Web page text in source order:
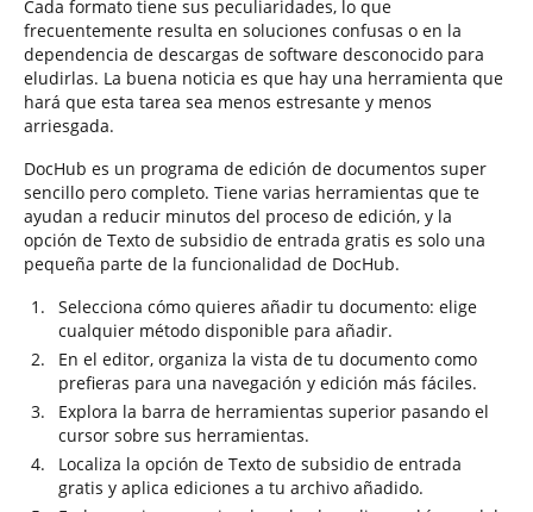
Cada formato tiene sus peculiaridades, lo que
frecuentemente resulta en soluciones confusas o en la
dependencia de descargas de software desconocido para
eludirlas. La buena noticia es que hay una herramienta que
hará que esta tarea sea menos estresante y menos
arriesgada.
DocHub es un programa de edición de documentos super
sencillo pero completo. Tiene varias herramientas que te
ayudan a reducir minutos del proceso de edición, y la
opción de Texto de subsidio de entrada gratis es solo una
pequeña parte de la funcionalidad de DocHub.
Selecciona cómo quieres añadir tu documento: elige
cualquier método disponible para añadir.
En el editor, organiza la vista de tu documento como
prefieras para una navegación y edición más fáciles.
Explora la barra de herramientas superior pasando el
cursor sobre sus herramientas.
Localiza la opción de Texto de subsidio de entrada
gratis y aplica ediciones a tu archivo añadido.